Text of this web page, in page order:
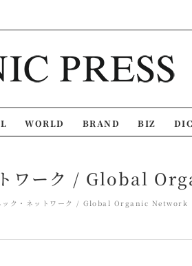
WORLD BRAND BIZ
トワーク / Global
ック・ネットワーク / Global Organic Network